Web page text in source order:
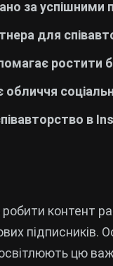
за успішними
для
ростити
обличчя
в
контент
підписників.
цю